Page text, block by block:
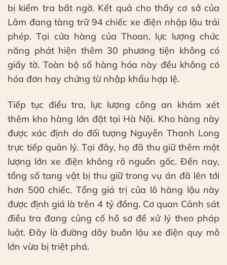
bị kiểm tra bất ngờ. Kết quả cho thấy cơ sở của
Lâm đang tàng trữ 94 chiếc xe điện nhập lậu trái
phép. Tại cửa hàng của Thoan, lực lượng chức
năng phát hiện thêm 30 phương tiện không có
giấy tờ. Toàn bộ số hàng hóa này đều không có
hóa đơn hay chứng từ nhập khẩu hợp lệ.
Tiếp tục điều tra, lực lượng công an khám xét
thêm kho hàng lớn đặt tại Hà Nội. Kho hàng này
được xác định do đối tượng Nguyễn Thanh Long
trực tiếp quản lý. Tại đây, họ đã thu giữ thêm một
lượng lớn xe điện không rõ nguồn gốc. Đến nay,
tổng số tang vật bị thu giữ trong vụ án đã lên tới
hơn 500 chiếc. Tổng giá trị của lô hàng lậu này
được định giá là trên 4 tỷ đồng. Cơ quan Cảnh sát
điều tra đang củng cố hồ sơ để xử lý theo pháp
luật. Đây là đường dây buôn lậu xe điện quy mô
lớn vừa bị triệt phá.